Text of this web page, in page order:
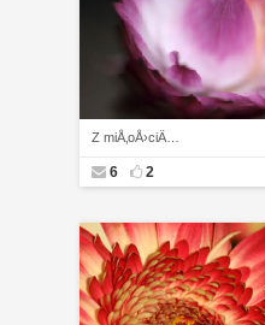
Z miÅ‚oÅ›ciÄ…
6 2